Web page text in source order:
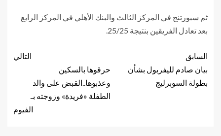
ثم سبورتنج في المركز الثالث والبنك الأهلي في المركز الرابع
بعد تعادل الفريقين بنتيجة 25/25.
السابق
بيان صادم لليفربول بشأن
بطولة السوبرليج
التالي
حرقوها بالسكين
وعذبوها..القبض على والد
الطفلة «فريدة» وزوجته بـ
الفيوم